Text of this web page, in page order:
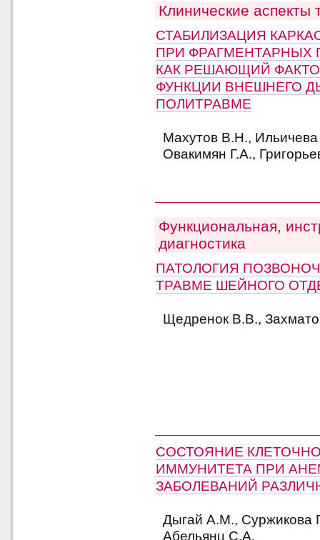
Клинические аспекты
СТАБИЛИЗАЦИЯ
ПРИ ФРАГМЕНТАРНЫХ
КАК РЕШАЮЩИЙ
ФУНКЦИИ ВНЕШНЕГО
ПОЛИТРАВМЕ
Махутов В.Н.,
Овакимян Г.А.,
Функциональная,
диагностика
ПАТОЛОГИЯ
ТРАВМЕ ШЕЙНОГО
Щедренок В.В.,
СОСТОЯНИЕ
ИММУНИТЕТА ПРИ
ЗАБОЛЕВАНИЙ
Дыгай А.М., Суржикова
Абельянц С.А.